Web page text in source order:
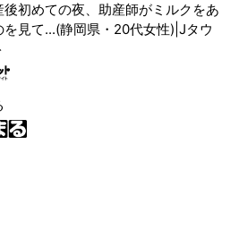
後初めての夜、助産師がミルクをあ
を見て...(静岡県・20代女性)|Jタウ